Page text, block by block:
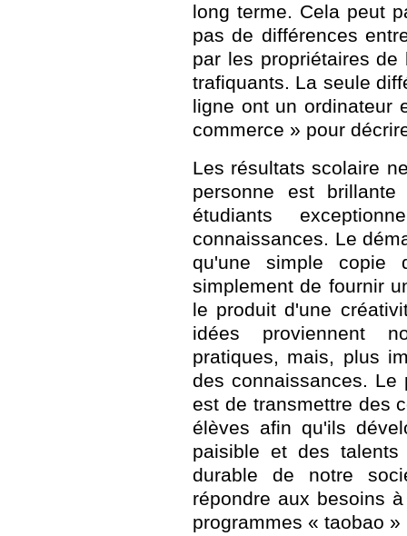
long terme. Cela peut
pas de différences
par les propriétaires
trafiquants. La seule
ligne ont un ordinateur
commerce » pour
Les résultats scolaire
personne est
étudiants
connaissances. Le
qu'une simple copie
simplement de fournir
le produit d'une
idées proviennent
pratiques, mais, plus
des connaissances. Le
est de transmettre des
élèves afin qu'ils
paisible et des
durable de notre
répondre aux besoins
programmes « taobao